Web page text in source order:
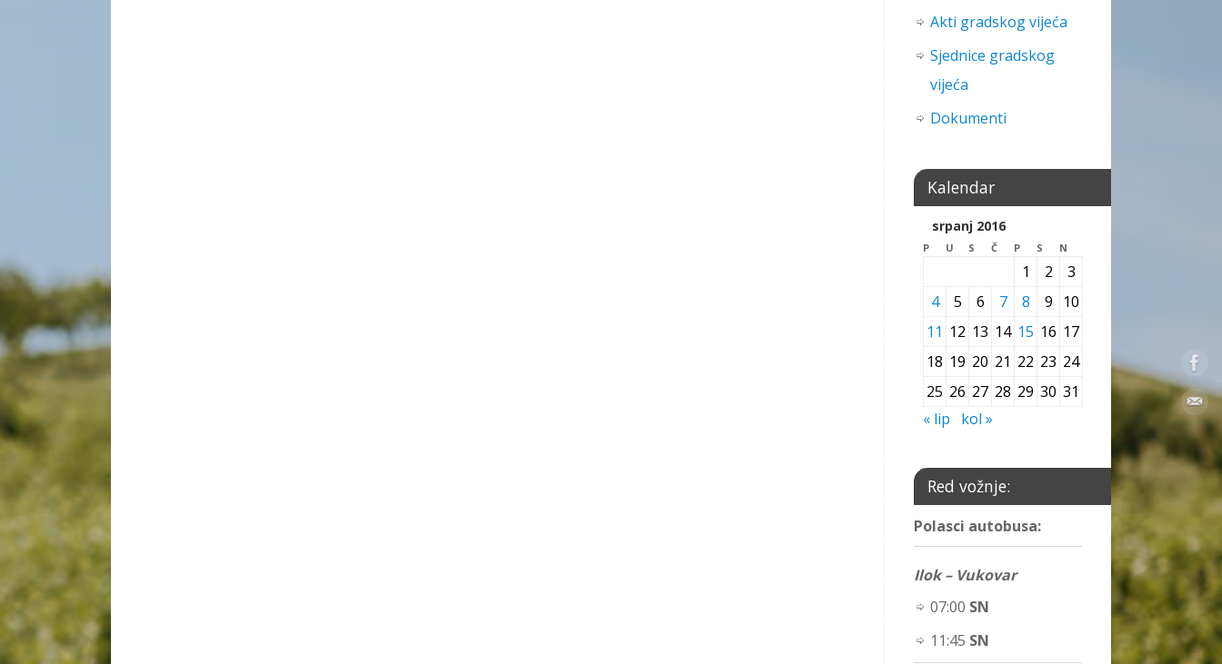
Akti gradskog vijeća
Sjednice gradskog
vijeća
Dokumenti
Kalendar
srpanj 2016
P U S Č P S N
1 2
3
4
5 6 7 8 9
10
11 12 13 14 15 16 17
18 19 20 21 22 23 24
25 26 27 28 29 30 31
« lip
kol »
Red vožnje:
Polasci autobusa:
Ilok – Vukovar
07:00 SN
11:45 SN